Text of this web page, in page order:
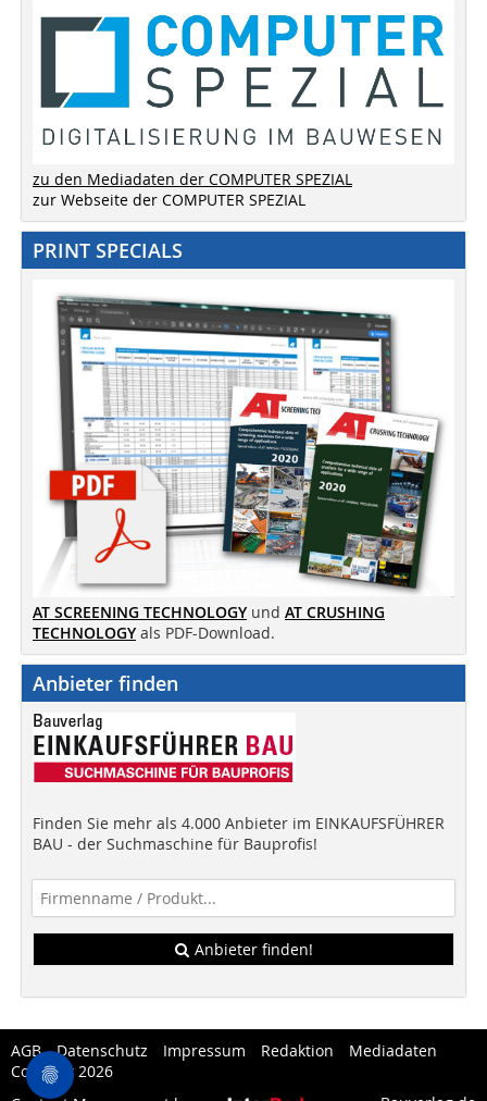
zu den Mediadaten der COMPUTER SPEZIAL
zur Webseite der COMPUTER SPEZIAL
PRINT SPECIALS
AT SCREENING TECHNOLOGY und AT CRUSHING
TECHNOLOGY als PDF-Download.
Anbieter finden
Finden Sie mehr als 4.000 Anbieter im EINKAUFSFÜHRER
BAU - der Suchmaschine für Bauprofis!
Anbieter finden!
AGB Datenschutz Impressum Redaktion
Mediadaten
Copytest 2026